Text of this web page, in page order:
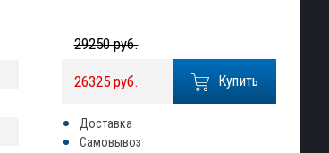
Купить
29250 руб.
26325 руб.
Доставка
Самовывоз